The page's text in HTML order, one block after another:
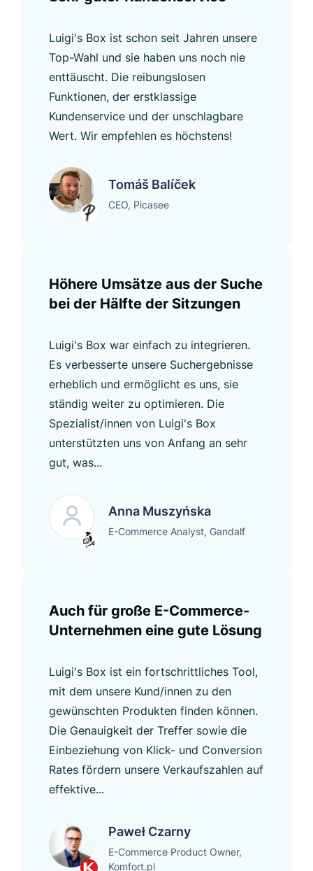
Luigi's Box ist schon seit Jahren unsere
Top-Wahl und sie haben uns noch nie
enttäuscht. Die reibungslosen
Funktionen, der erstklassige
Kundenservice und der unschlagbare
Wert. Wir empfehlen es höchstens!
Tomáš Balíček
CEO, Picasee
Höhere Umsätze aus der Suche
bei der Hälfte der Sitzungen
Luigi's Box war einfach zu integrieren.
Es verbesserte unsere Suchergebnisse
erheblich und ermöglicht es uns, sie
ständig weiter zu optimieren. Die
Spezialist/innen von Luigi's Box
unterstützten uns von Anfang an sehr
gut, was...
Anna Muszyńska
E-Commerce Analyst, Gandalf
Auch für große E-Commerce-
Unternehmen eine gute Lösung
Luigi's Box ist ein fortschrittliches Tool,
mit dem unsere Kund/innen zu den
gewünschten Produkten finden können.
Die Genauigkeit der Treffer sowie die
Einbeziehung von Klick- und Conversion
Rates fördern unsere Verkaufszahlen auf
effektive...
Paweł Czarny
E-Commerce Product Owner,
Komfort.pl